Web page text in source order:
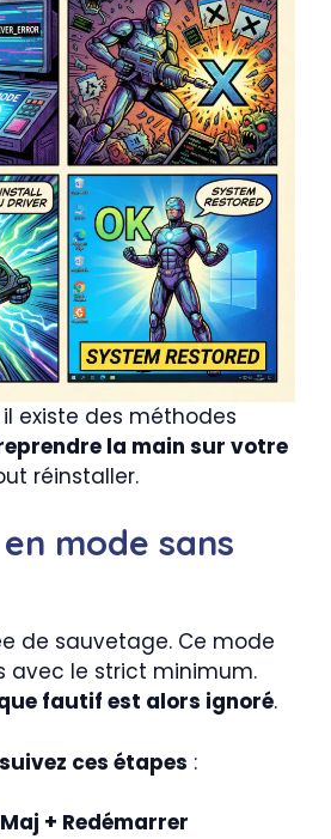
existe des méthodes
la main sur votre
réinstaller.
mode sans
de sauvetage. Ce mode
avec le strict minimum.
fautif est alors ignoré.
suivez ces étapes :
+ Redémarrer